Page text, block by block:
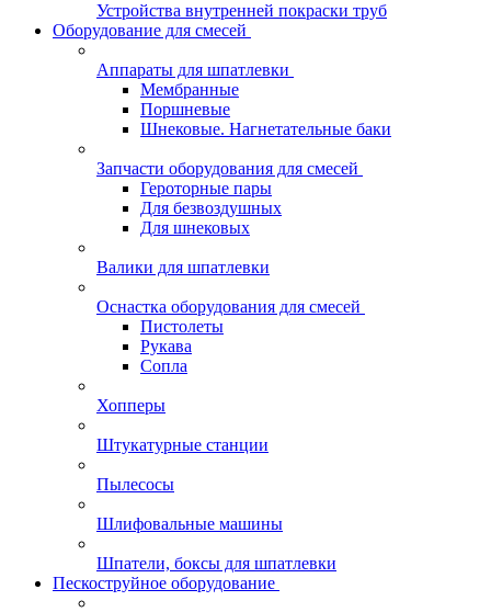
Устройства внутренней покраски труб
Оборудование для смесей
Аппараты для шпатлевки
Мембранные
Поршневые
Шнековые. Нагнетательные баки
Запчасти оборудования для смесей
Героторные пары
Для безвоздушных
Для шнековых
Валики для шпатлевки
Оснастка оборудования для смесей
Пистолеты
Рукава
Сопла
Хопперы
Штукатурные станции
Пылесосы
Шлифовальные машины
Шпатели, боксы для шпатлевки
Пескоструйное оборудование